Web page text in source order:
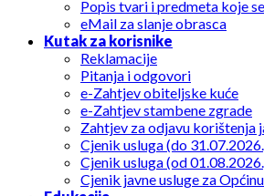
Popis tvari i predmeta koje
eMail za slanje obrasca
Kutak za korisnike
Reklamacije
Pitanja i odgovori
e-Zahtjev obiteljske kuće
e-Zahtjev stambene zgrade
Zahtjev za odjavu korištenja
Cjenik usluga (do
Cjenik usluga (od
Cjenik javne usluge za